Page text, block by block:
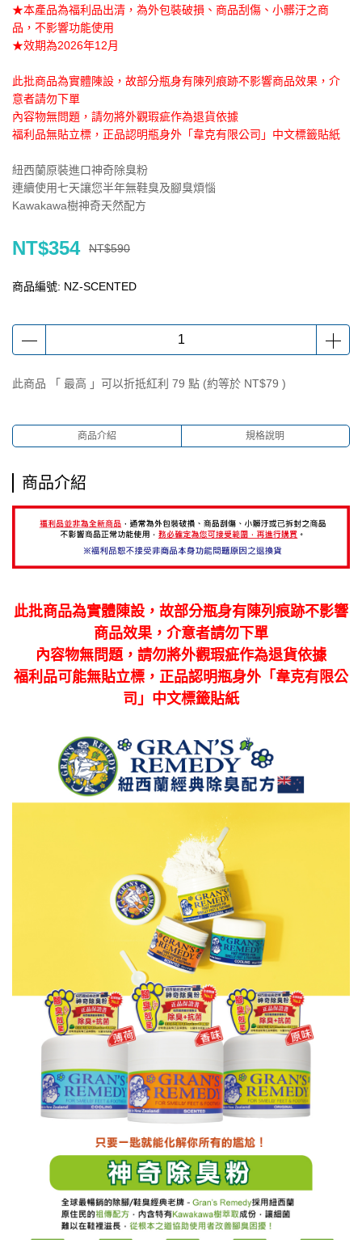
★本產品為福利品出清，為外包裝破損、商品刮傷、小髒汙之商
品，不影響功能使用
★效期為2026年12月
此批商品為實體陳設，故部分瓶身有陳列痕跡不影響商品效果，介
意者請勿下單
內容物無問題，請勿將外觀瑕疵作為退貨依據
福利品無貼立標，正品認明瓶身外「韋克有限公司」中文標籤貼紙
紐西蘭原裝進口神奇除臭粉
連續使用七天讓您半年無鞋臭及腳臭煩惱
Kawakawa樹神奇天然配方
NT$354 NT$590
商品編號: NZ-SCENTED
此商品 「 最高 」可以折抵紅利 79 點 (約等於 NT$79 )
商品介紹 規格說明
商品介紹
此批商品為實體陳設，故部分瓶身有陳列痕跡不影響
商品效果，介意者請勿下單
內容物無問題，請勿將外觀瑕疵作為退貨依據
福利品可能無貼立標，正品認明瓶身外「韋克有限公
司」中文標籤貼紙